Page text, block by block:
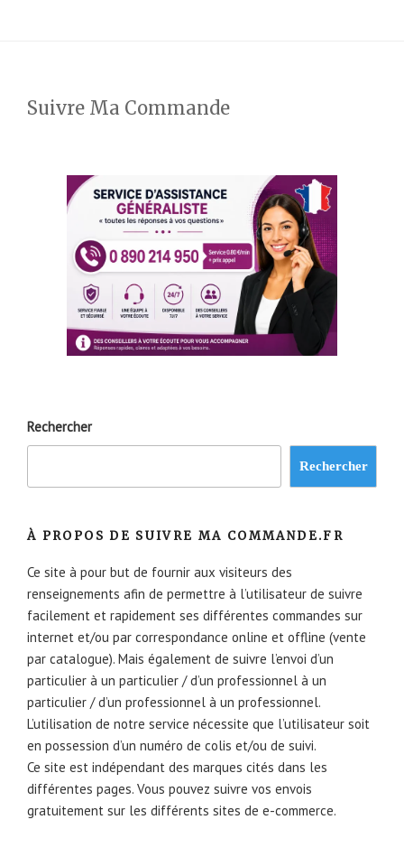
Suivre Ma Commande
Rechercher
Rechercher
À PROPOS DE SUIVRE MA COMMANDE.FR
Ce site à pour but de fournir aux visiteurs des
renseignements afin de permettre à l’utilisateur de suivre
facilement et rapidement ses différentes commandes sur
internet et/ou par correspondance online et offline (vente
par catalogue). Mais également de suivre l’envoi d’un
particulier à un particulier / d’un professionnel à un
particulier / d’un professionnel à un professionnel.
L’utilisation de notre service nécessite que l’utilisateur soit
en possession d’un numéro de colis et/ou de suivi.
Ce site est indépendant des marques cités dans les
différentes pages. Vous pouvez suivre vos envois
gratuitement sur les différents sites de e-commerce.